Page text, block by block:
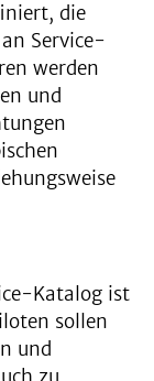
die
Service-
werden
und
Katalog ist
sollen
und